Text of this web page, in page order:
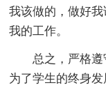
我该做的，做好
我的工作。
总之，严格
为了学生的终身发